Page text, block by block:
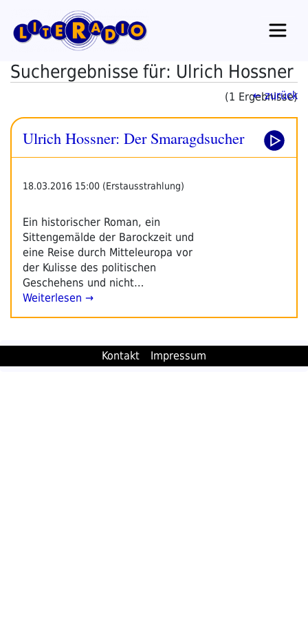
Inhalt
springen
Suchergebnisse für: Ulrich Hossner
(1 Ergebnisse)
← zurück
Ulrich Hossner: Der Smaragdsucher
18.03.2016 15:00 (Erstausstrahlung)
Ein historischer Roman, ein
Sittengemälde der Barockzeit und
eine Reise durch Mitteleuropa vor
der Kulisse des politischen
Geschehens und nicht…
Weiterlesen →
Kontakt Impressum